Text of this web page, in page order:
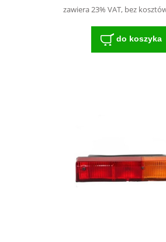
zawiera 23% VAT, bez
do koszyka